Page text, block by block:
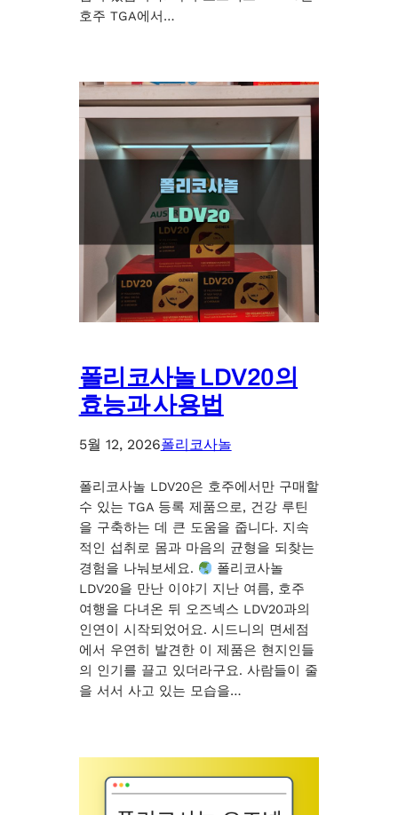
호주 TGA에서…
폴리코사놀 LDV20의
효능과 사용법
5월 12, 2026폴리코사놀
폴리코사놀 LDV20은 호주에서만 구매할
수 있는 TGA 등록 제품으로, 건강 루틴
을 구축하는 데 큰 도움을 줍니다. 지속
적인 섭취로 몸과 마음의 균형을 되찾는
경험을 나눠보세요.
폴리코사놀
LDV20을 만난 이야기 지난 여름, 호주
여행을 다녀온 뒤 오즈넥스 LDV20과의
인연이 시작되었어요. 시드니의 면세점
에서 우연히 발견한 이 제품은 현지인들
의 인기를 끌고 있더라구요. 사람들이 줄
을 서서 사고 있는 모습을…